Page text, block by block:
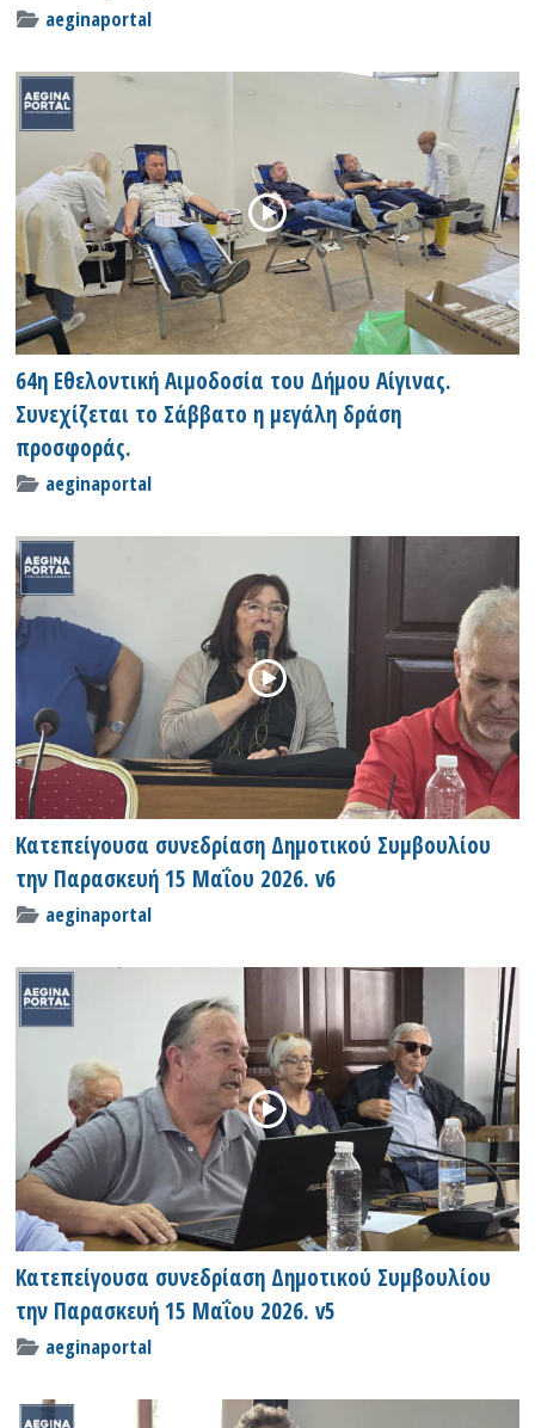
aeginaportal
64η Εθελοντική Αιμοδοσία του Δήμου Αίγινας.
Συνεχίζεται το Σάββατο η μεγάλη δράση
προσφοράς.
aeginaportal
Κατεπείγουσα συνεδρίαση Δημοτικού Συμβουλίου
την Παρασκευή 15 Μαΐου 2026. v6
aeginaportal
Κατεπείγουσα συνεδρίαση Δημοτικού Συμβουλίου
την Παρασκευή 15 Μαΐου 2026. v5
aeginaportal